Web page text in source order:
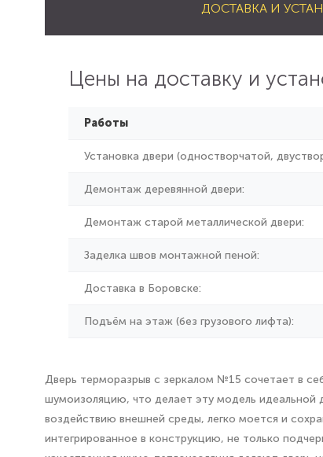
ДОСТАВКА И
Цены на доставку и
Работы
Установка двери (одностворчатой,
Демонтаж деревянной двери:
Демонтаж старой металлической двери:
Заделка швов монтажной пеной:
Доставка в Боровске:
Подъём на этаж (без грузового лифта):
Дверь терморазрыв с зеркалом №15 сочетает в
шумоизоляцию, что делает эту модель
воздействию внешней среды, легко моется и
интегрированное в конструкцию, не только